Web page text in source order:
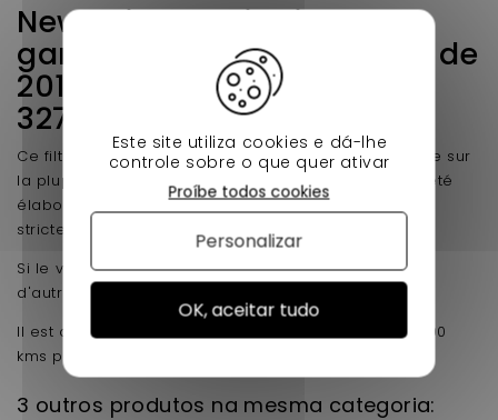
News Filtre a Air aixam
gamme sensation a partir de
2017 (6C06099410 +
3272158242 )
Ce filtre adaptable à air nouveau modele se monte sur
la plupart des voiture sans permis après 2017 et a été
élaboré en tenant compte de normes européennes
strictes.
Si le votre est différent, vous trouverez sur notre site
d'autres modèles pour votre voiturette.
Il est conseillé de changer le filtre à air tous les 5000
kms pour un moteur bien entretenu
3 outros produtos na mesma categoria:
Este site utiliza cookies e dá-lhe
controle sobre o que quer ativar
OK, aceitar tudo
Proíbe todos cookies
Personalizar